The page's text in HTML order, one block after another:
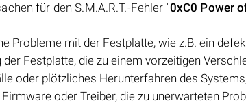
für den S.M.A.R.T.-Fehler "0xC0 Power
Probleme mit der Festplatte, wie z.B. ein
der Festplatte, die zu einem vorzeitigen
oder plötzliches Herunterfahren des
oder Treiber, die zu unerwarteten